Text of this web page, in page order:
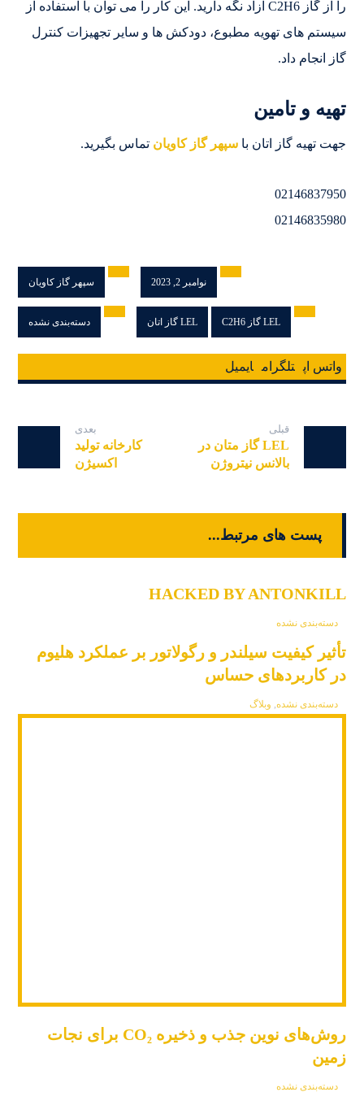
را از گاز C2H6 آزاد نگه دارید. این کار را می توان با استفاده از
سیستم های تهویه مطبوع، دودکش ها و سایر تجهیزات کنترل
گاز انجام داد.
تهیه و تامین
جهت تهیه گاز اتان باسپهر گاز کاویان تماس بگیرید.
02146837950
02146835980
سپهر گاز کاویان نوامبر 2, 2023
دسته‌بندی نشده LEL گاز C2H6 LEL گاز اتان
واتس اپ تلگرام ایمیل
قبلی
LEL گاز متان در
بالانس نیتروژن
بعدی
کارخانه تولید
اکسیژن
پست های مرتبط...
HACKED BY ANTONKILL
دسته‌بندی نشده
تأثیر کیفیت سیلندر و رگولاتور بر عملکرد هلیوم
در کاربردهای حساس
دسته‌بندی نشده, وبلاگ
روش‌های نوین جذب و ذخیره CO₂ برای نجات
زمین
دسته‌بندی نشده